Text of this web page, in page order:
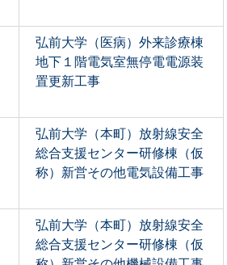
弘前大学（医病）外来診療棟
地下１階電気室無停電電源装
置更新工事
弘前大学（本町）放射線安全
総合支援センター研修棟（仮
称）新営その他電気設備工事
弘前大学（本町）放射線安全
総合支援センター研修棟（仮